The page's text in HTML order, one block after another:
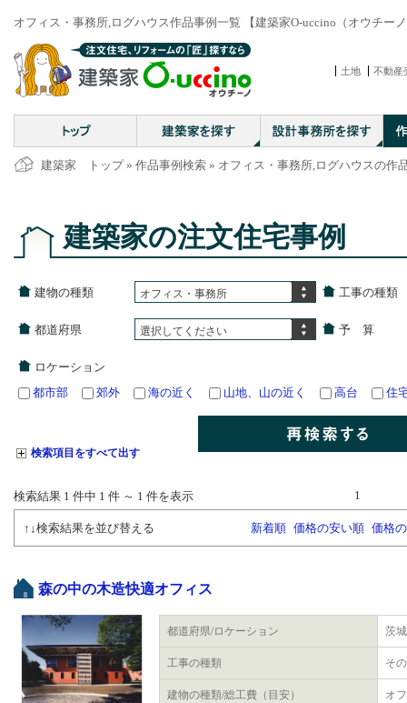
オフィス・事務所,ログハウス作品事例一覧 【建築家O-uccino（オウチー
土地 不動産
建築家 トップ» 作品事例検索 » オフィス・事務所,ログハウスの作
建築家の注文住宅事例
建物の種類 オフィス・事務所 工事の種類
都道府県 選択してください 予 算
ロケーション
都市部
郊外 海の近く 山地、山の近く 高台 住
検索項目をすべて出す
1
検索結果 1 件中 1 件 ～ 1 件を表示
↑↓検索結果を並び替える 新着順 価格の安い順 価格
森の中の木造快適オフィス
都道府県/ロケーション 茨
工事の種類 そ
建物の種類/総工費（目安） オ